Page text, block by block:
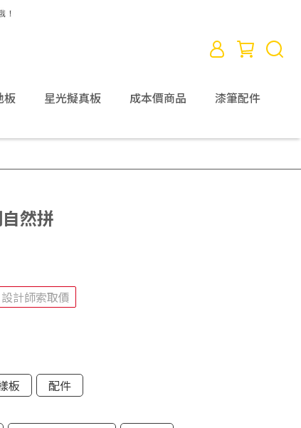
板 星光擬真板 成本價商品
漆筆配件
然拼
設計師索取價
板
配件